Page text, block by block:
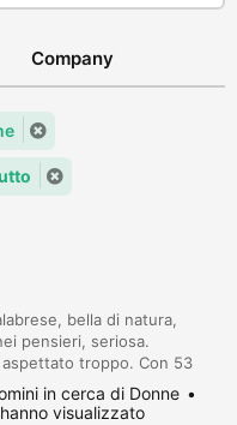
Company
bella di natura,
pensieri, seriosa.
troppo. Con 53
Man non posso girato il
Ciao
in cerca di Donne
visualizzato